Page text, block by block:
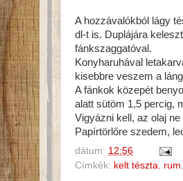
A hozzávalókból lágy
dl-t is. Duplájára
fánkszaggatóval.
Konyharuhával
kisebbre veszem a
A fánkok közepét
alatt sütöm 1,5 percig,
Vigyázni kell, az olaj
Papírtörlőre szedem,
dátum: 12:56
Címkék: kelt tészta rum